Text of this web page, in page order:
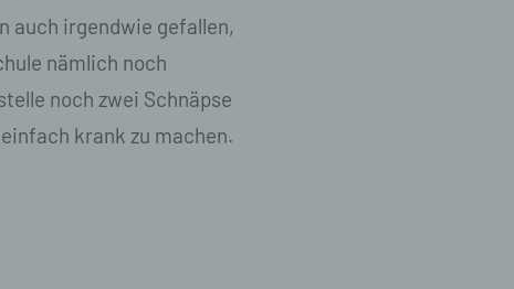
auch irgendwie gefallen,
nämlich noch
noch zwei Schnäpse
krank zu machen.
zu